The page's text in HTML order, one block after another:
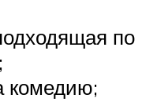
по
комедию;